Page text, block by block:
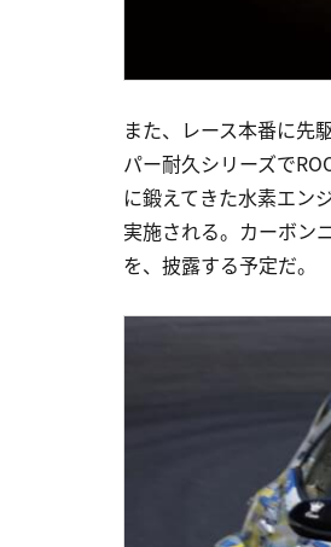
また、レース本番に先
パー耐久シリーズで
に鍛えてきた水素エン
実施される。カーボン
を、披露する予定だ。